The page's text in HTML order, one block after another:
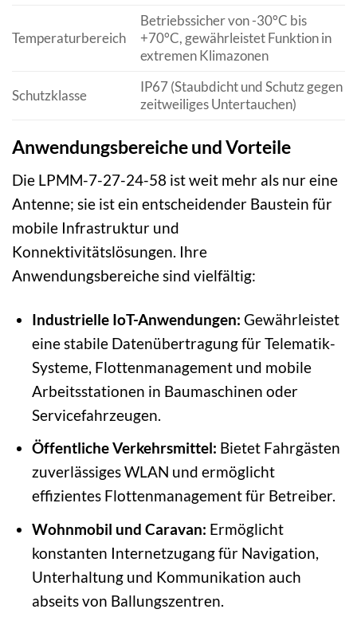
Temperaturbereich
Betriebssicher von -30°C bis
+70°C, gewährleistet Funktion in
extremen Klimazonen
Schutzklasse
IP67 (Staubdicht und Schutz gegen
zeitweiliges Untertauchen)
Anwendungsbereiche und Vorteile
Die LPMM-7-27-24-58 ist weit mehr als nur eine
Antenne; sie ist ein entscheidender Baustein für
mobile Infrastruktur und
Konnektivitätslösungen. Ihre
Anwendungsbereiche sind vielfältig:
Industrielle IoT-Anwendungen: Gewährleistet
eine stabile Datenübertragung für Telematik-
Systeme, Flottenmanagement und mobile
Arbeitsstationen in Baumaschinen oder
Servicefahrzeugen.
Öffentliche Verkehrsmittel: Bietet Fahrgästen
zuverlässiges WLAN und ermöglicht
effizientes Flottenmanagement für Betreiber.
Wohnmobil und Caravan: Ermöglicht
konstanten Internetzugang für Navigation,
Unterhaltung und Kommunikation auch
abseits von Ballungszentren.